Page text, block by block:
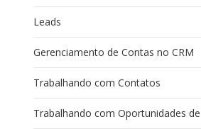
Leads
Gerenciamento de Contas no CRM
Trabalhando com Contatos
Trabalhando com Oportunidades